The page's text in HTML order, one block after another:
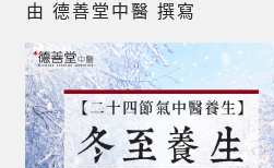
由 德善堂中醫 撰寫